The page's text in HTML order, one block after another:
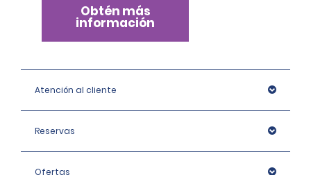
Obtén más
información
Atención al cliente
Reservas
Ofertas